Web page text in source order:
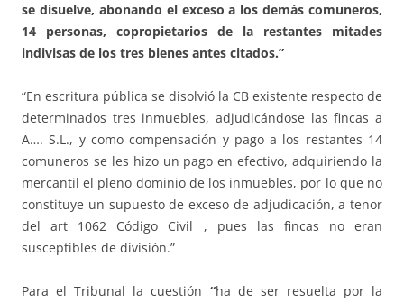
se disuelve, abonando el exceso a los demás comuneros,
14 personas, copropietarios de la restantes mitades
indivisas de los tres bienes antes citados.”
“En escritura pública se disolvió la CB existente respecto de
determinados tres inmuebles, adjudicándose las fincas a
A…. S.L., y como compensación y pago a los restantes 14
comuneros se les hizo un pago en efectivo, adquiriendo la
mercantil el pleno dominio de los inmuebles, por lo que no
constituye un supuesto de exceso de adjudicación, a tenor
del art 1062 Código Civil , pues las fincas no eran
susceptibles de división.”
Para el Tribunal la cuestión “ha de ser resuelta por la